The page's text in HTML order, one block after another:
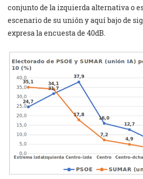
conjunto de la izquierda alternativa o
escenario de su unión y aquí bajo de
expresa la encuesta de 40dB.